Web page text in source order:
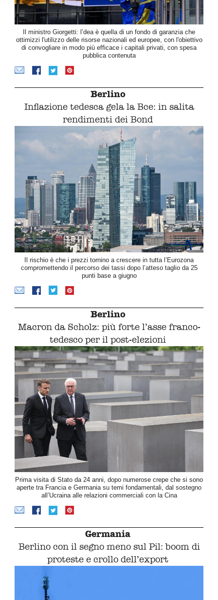
Il ministro Giorgetti: l’dea è quella di un fondo di garanzia che
ottimizzi l'utilizzo delle risorse nazionali ed europee, con l'obiettivo
di convogliare in modo più efficace i capitali privati, con spesa
pubblica contenuta
Berlino
Inflazione tedesca gela la Bce: in salita
rendimenti dei Bond
Il rischio è che i prezzi tornino a crescere in tutta l’Eurozona
compromettendo il percorso dei tassi dopo l’atteso taglio da 25
punti base a giugno
Berlino
Macron da Scholz: più forte l’asse franco-
tedesco per il post-elezioni
Prima visita di Stato da 24 anni, dopo numerose crepe che si sono
aperte tra Francia e Germania su temi fondamentali, dal sostegno
all’Ucraina alle relazioni commerciali con la Cina
Germania
Berlino con il segno meno sul Pil: boom di
proteste e crollo dell’export